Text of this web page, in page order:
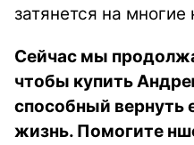
затянется на многие
Сейчас мы
чтобы купить
способный вернуть
жизнь. Помогите